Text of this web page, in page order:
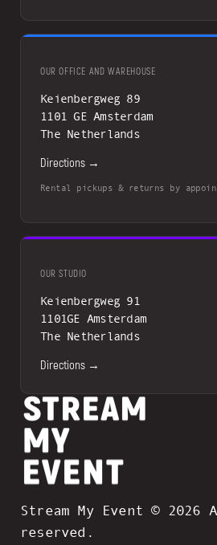
OUR OFFICE AND WAREHOUSE
Keienbergweg 89
1101 GE Amsterdam
The Netherlands
Directions →
Rental pickups & returns by
OUR STUDIO
Keienbergweg 91
1101GE Amsterdam
The Netherlands
Directions →
Stream My Event ©
reserved.